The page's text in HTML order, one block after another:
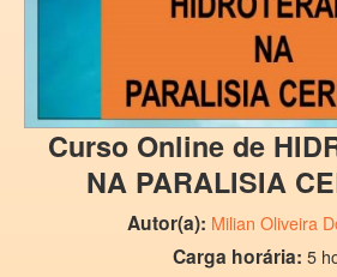
Curso Online de
NA PARALISIA
Autor(a): Milian Oliveira
Carga horária: 5